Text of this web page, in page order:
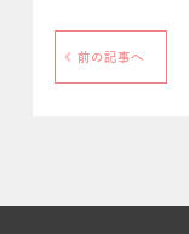
前の記事へ